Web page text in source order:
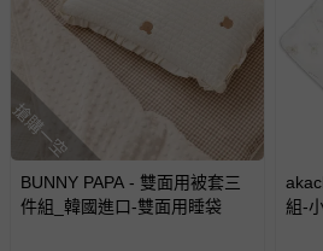
針對滿件折/滿額贈…等活動，如
留商品未達活動門檻，將以原價
部分商品依據消費者保護法的規
豫期範圍：
易於腐敗、保存期限較短或
商品、食品等）。
搶購一空
BUNNY PAPA - 雙面用被套三
件組_韓國進口-雙面用睡袋
組-